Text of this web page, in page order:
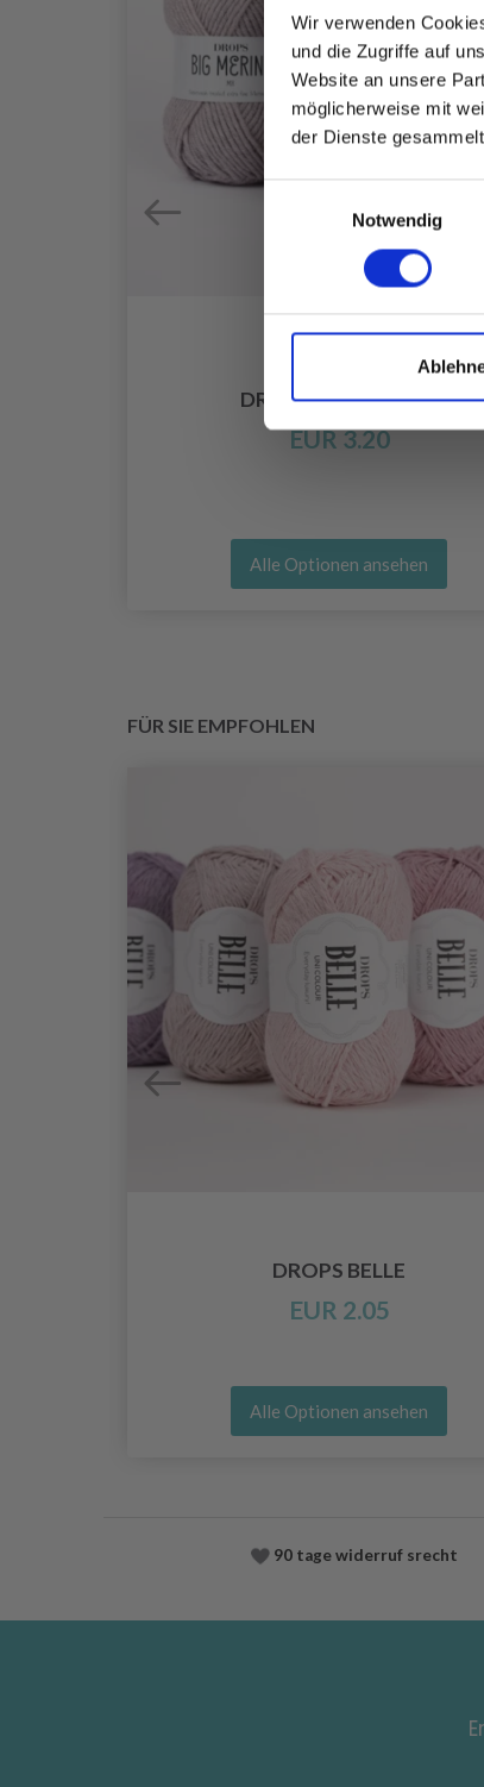
Wir verwenden
und die Zugriffe auf
Website an unsere
möglicherweise mit
der Dienste
Einwilligungsauswahl
Notwendig
DROPS BIG MERINO
EUR 3.20
Alle Optionen ansehen
FÜR SIE EMPFOHLEN
DROPS BELLE
EUR 2.05
Alle Optionen ansehen
90 tage widerruf srecht